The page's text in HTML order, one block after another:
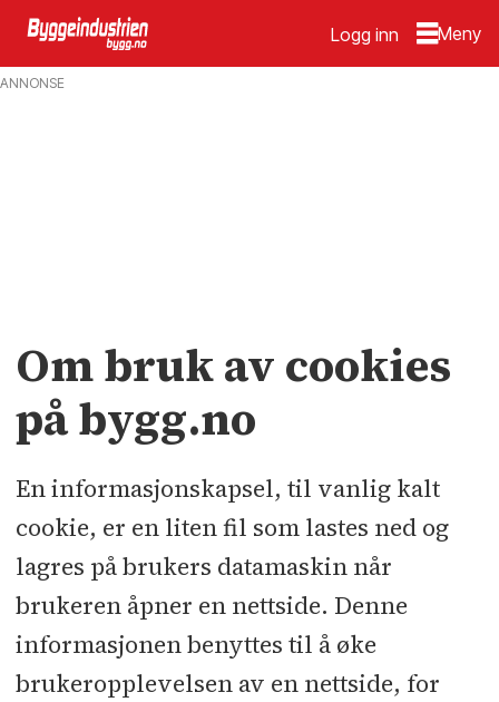
Logg inn
Informasjonskapsler
ANNONSE
Om bruk av cookies
på bygg.no
En informasjonskapsel, til vanlig kalt
cookie, er en liten fil som lastes ned og
lagres på brukers datamaskin når
brukeren åpner en nettside. Denne
informasjonen benyttes til å øke
brukeropplevelsen av en nettside, for